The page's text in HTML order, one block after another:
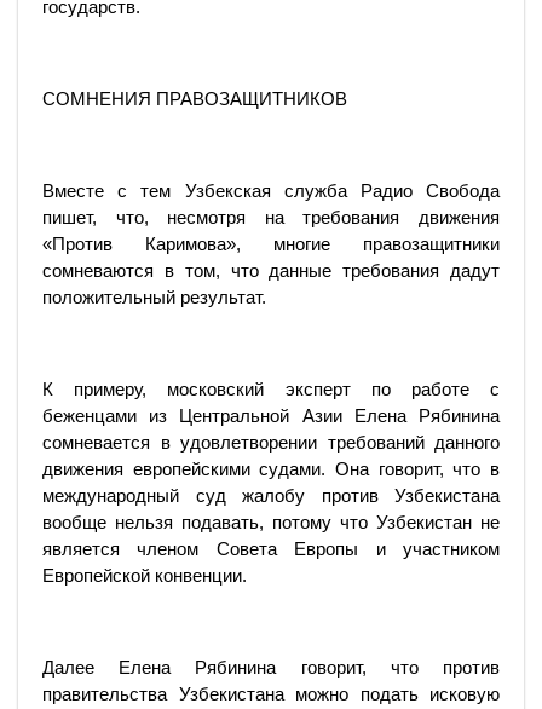
государств.
СОМНЕНИЯ ПРАВОЗАЩИТНИКОВ
Вместе с тем Узбекская служба Радио Свобода
пишет, что, несмотря на требования движения
«Против Каримова», многие правозащитники
сомневаются в том, что данные требования дадут
положительный результат.
К примеру, московский эксперт по работе с
беженцами из Центральной Азии Елена Рябинина
сомневается в удовлетворении требований данного
движения европейскими судами. Она говорит, что в
международный суд жалобу против Узбекистана
вообще нельзя подавать, потому что Узбекистан не
является членом Совета Европы и участником
Европейской конвенции.
Далее Елена Рябинина говорит, что против
правительства Узбекистана можно подать исковую